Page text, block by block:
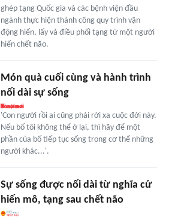
ghép tạng Quốc gia và các bệnh viện đầu
ngành thực hiện thành công quy trình vận
động hiến, lấy và điều phối tạng từ một người
hiến chết não.
Món quà cuối cùng và hành trình
nối dài sự sống
'Con người rồi ai cũng phải rời xa cuộc đời này.
Nếu bố tôi không thể ở lại, thì hãy để một
phần của bố tiếp tục sống trong cơ thể những
người khác...'.
Sự sống được nối dài từ nghĩa cử
hiến mô, tạng sau chết não